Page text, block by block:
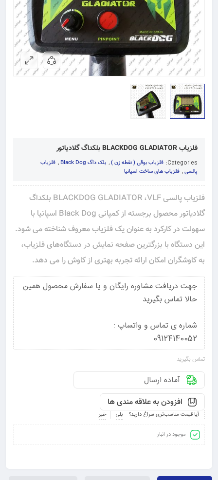
فلزیاب BLACKDOG GLADIATOR بلکداگ گلادیاتور
Categories: فلزیاب بوقی ( نقطه زن ), بلک داگ Black Dog , فلزیاب
پالسی, فلزیاب های ساخت اسپانیا
فلزیاب پالسی BLACKDOG GLADIATOR ،VLF بلکداگ
گلادیاتور محصول برجسته از کمپانی Black Dog اسپانیا با
سهولت در کارکرد به عنوان یک فلزیاب معروف شناخته می‌ شود.
این دستگاه با بزرگترین صفحه نمایش در دستگاه‌های فلزیاب،
به کاوشگران امکان ارائه تجربه بهتری از کاوش را می‌ دهد.
جهت دریافت مشاوره رایگان و یا سفارش محصول همین
حالا تماس بگیرید
شماره ی تماس و واتساپ :
09124140052
تماس بگیرید
آماده ارسال
افزودن به علاقه مندی ها
آیا قیمت مناسب‌تری سراغ دارید؟ بلی خیر
موجود در انبار